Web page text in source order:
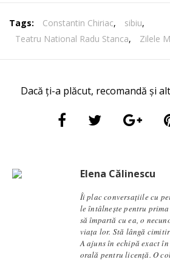
Tags: Constantin Chiriac, sibiu,
Teatru National Radu Stanca, Zilele
Dacă ți-a plăcut, recomandă și
Elena Călinescu
Îi plac conversaţiile cu
le întâlneşte pentru
să împartă cu ea, o
viaţa lor. Stă lângă
A ajuns în echipă exact
orală pentru licență. O